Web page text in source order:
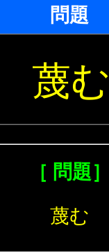
問題
蔑む
［ 問題］
蔑む